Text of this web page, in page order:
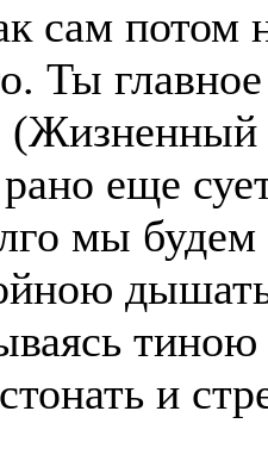
сам потом
Ты
еще
мы будем
тиною
и